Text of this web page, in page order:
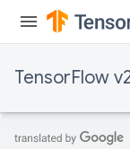
TensorFlow